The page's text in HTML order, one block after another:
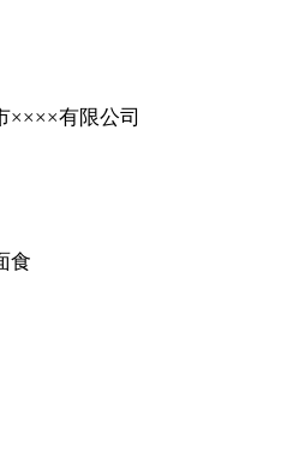
××××有限公司
食